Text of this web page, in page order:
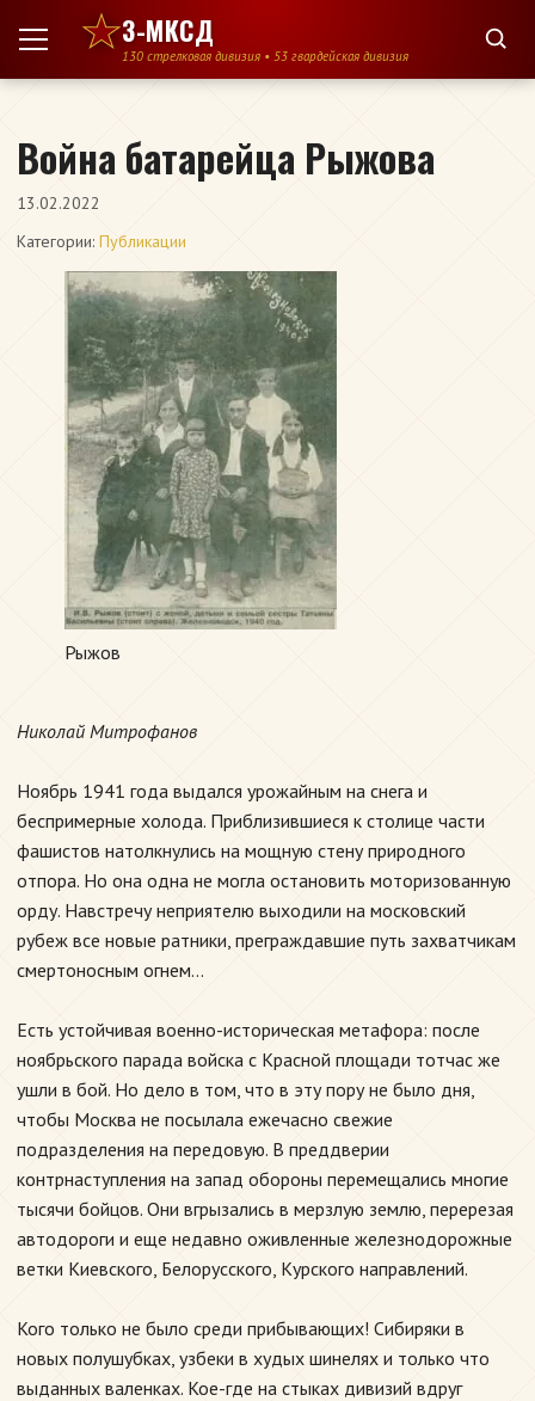
Перейти к содержимому
3-МКСД
130 стрелковая дивизия • 53 гвардейская дивизия
Война батарейца Рыжова
13.02.2022
Категории: Публикации
Рыжов
Николай Митрофанов
Ноябрь 1941 года выдался урожайным на снега и
беспримерные холода. Приблизившиеся к столице части
фашистов натолкнулись на мощную стену природного
отпора. Но она одна не могла остановить моторизованную
орду. Навстречу неприятелю выходили на московский
рубеж все новые ратники, преграждавшие путь захватчикам
смертоносным огнем...
Есть устойчивая военно-историческая метафора: после
ноябрьского парада войска с Красной площади тотчас же
ушли в бой. Но дело в том, что в эту пору не было дня,
чтобы Москва не посылала ежечасно свежие
подразделения на передовую. В преддверии
контрнаступления на запад обороны перемещались многие
тысячи бойцов. Они вгрызались в мерзлую землю, перерезая
автодороги и еще недавно оживленные железнодорожные
ветки Киевского, Белорусского, Курского направлений.
Кого только не было среди прибывающих! Сибиряки в
новых полушубках, узбеки в худых шинелях и только что
выданных валенках. Кое-где на стыках дивизий вдруг